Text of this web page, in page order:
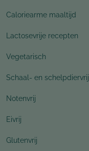
Caloriearme maaltijd
Lactosevrije recepten
Vegetarisch
Schaal- en schelpdiervrij
Notenvrij
Eivrij
Glutenvrij